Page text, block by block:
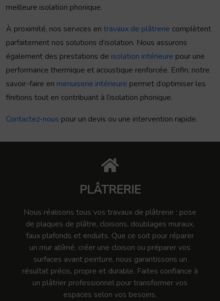
meilleure isolation phonique.
À proximité, nos services en travaux de plâtrerie complètent
parfaitement nos solutions d’isolation. Nous assurons
également des prestations de isolation intérieure pour une
performance thermique et acoustique renforcée. Enfin, notre
savoir-faire en menuiserie intérieure permet d’optimiser les
finitions tout en contribuant à l’isolation phonique.
Contactez-nous pour un devis ou une intervention rapide.
PLÂTRERIE
Nous réalisons tous vos travaux de plâtrerie : pose
de plaques de plâtre, cloisons, doublages muraux,
faux plafonds et enduits. Que ce soit pour réparer
un mur abîmé, créer une cloison ou préparer vos
surfaces avant peinture, nous garantissons un
résultat précis, propre et durable. Faites confiance à
un plâtrier professionnel pour transformer vos
espaces selon vos besoins.